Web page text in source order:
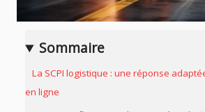
Sommaire
La SCPI logistique : une réponse
en ligne